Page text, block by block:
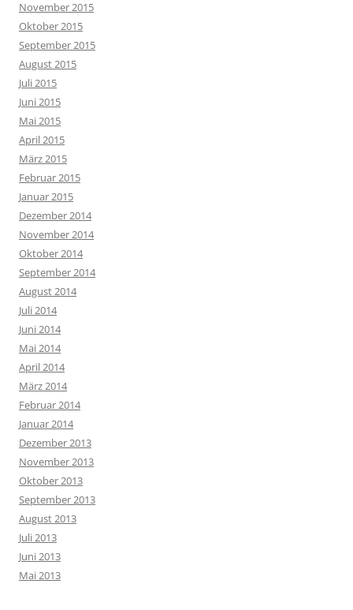
November 2015
Oktober 2015
September 2015
August 2015
Juli 2015
Juni 2015
Mai 2015
April 2015
März 2015
Februar 2015
Januar 2015
Dezember 2014
November 2014
Oktober 2014
September 2014
August 2014
Juli 2014
Juni 2014
Mai 2014
April 2014
März 2014
Februar 2014
Januar 2014
Dezember 2013
November 2013
Oktober 2013
September 2013
August 2013
Juli 2013
Juni 2013
Mai 2013